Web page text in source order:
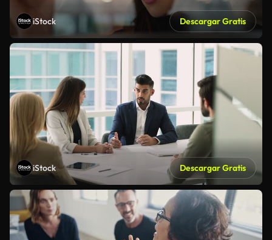
iStock Descargar Gratis
iStock Descargar Gratis